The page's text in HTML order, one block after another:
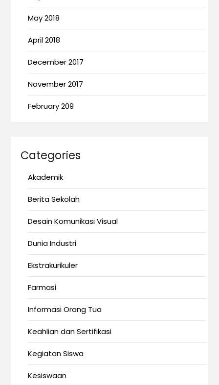
May 2018
April 2018
December 2017
November 2017
February 209
Categories
Akademik
Berita Sekolah
Desain Komunikasi Visual
Dunia Industri
Ekstrakurikuler
Farmasi
Informasi Orang Tua
Keahlian dan Sertifikasi
Kegiatan Siswa
Kesiswaan